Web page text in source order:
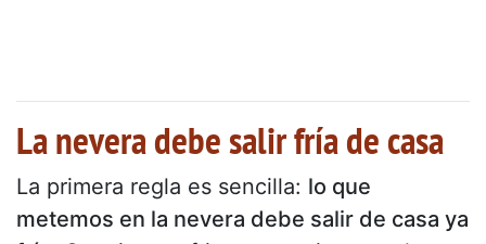
La nevera debe salir fría de casa
La primera regla es sencilla: lo que
metemos en la nevera debe salir de casa ya